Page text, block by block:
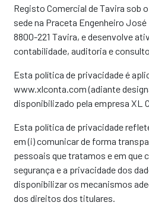
Registo Comercial de Tavira sob
sede na Praceta Engenheiro
8800-221 Tavira, e desenvolve
contabilidade, auditoria e
Esta política de privacidade é
www.xlconta.com (adiante
disponibilizado pela empresa XL
Esta política de privacidade
em (i) comunicar de forma
pessoais que tratamos e em que
segurança e a privacidade dos
disponibilizar os mecanismos
dos direitos dos titulares.